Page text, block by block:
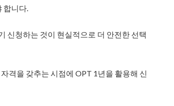
합니다.
신청하는 것이 현실적으로 더 안전한 선택
격을 갖추는 시점에 OPT 1년을 활용해 신